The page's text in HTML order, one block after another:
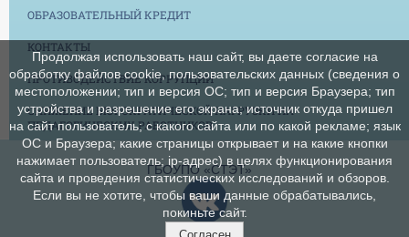
ОБРАЗОВАТЕЛЬНЫЙ КРЕДИТ
КОНТАКТЫ
ПРОТИВОДЕЙСТВИЕ КОРРУПЦИИ
СНИЖЕНИЕ БЮРОКРАТИЧЕСКОЙ НАГРУЗКИ НА
ПЕДАГОГИЧЕСКИХ РАБОТНИКОВ
ГБОУПО «СТЭТ»
Продолжая использовать наш сайт, вы даете согласие на
обработку файлов cookie, пользовательских данных (сведения о
местоположении; тип и версия ОС; тип и версия Браузера; тип
устройства и разрешение его экрана; источник откуда пришел
на сайт пользователь; с какого сайта или по какой рекламе; язык
ОС и Браузера; какие страницы открывает и на какие кнопки
нажимает пользователь; ip-адрес) в целях функционирования
сайта и проведения статистических исследований и обзоров.
Если вы не хотите, чтобы ваши данные обрабатывались,
покиньте сайт.